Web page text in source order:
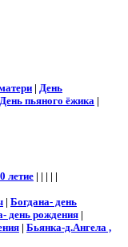
| День
День пьяного ёжика |
летие | | | | |
| Богдана- день
день рождения |
| Бьянка-д.Ангела ,